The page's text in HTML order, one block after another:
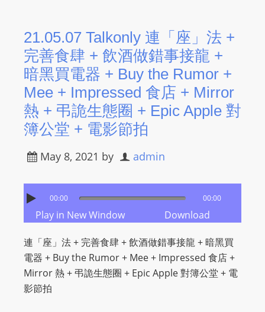
21.05.07 Talkonly 連「座」法 +
完善食肆 + 飲酒做錯事接龍 +
暗黑買電器​ + Buy the Rumor +
Mee + Impressed 食店 + Mirror
熱 + 弔詭生態圈 + Epic Apple 對
簿公堂 + 電影節拍
May 8, 2021 by admin
00:00 00:00
Play in New Window Download
連「座」法 + 完善食肆 + 飲酒做錯事接龍 + 暗黑買
電器​ + Buy the Rumor + Mee + Impressed 食店 +
Mirror 熱 + 弔詭生態圈 + Epic Apple 對簿公堂 + 電
影節拍